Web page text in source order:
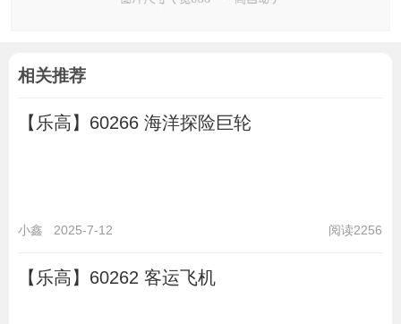
相关推荐
【乐高】60266 海洋探险巨轮
小鑫 2025-7-12 阅读2256
【乐高】60262 客运飞机